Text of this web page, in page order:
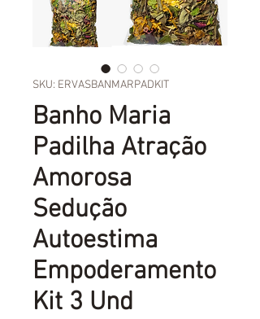
SKU: ERVASBANMARPADKIT
Banho Maria
Padilha Atração
Amorosa
Sedução
Autoestima
Empoderamento
Kit 3 Und